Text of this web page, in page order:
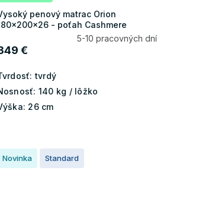
penový matrac Orion
- poťah Cashmere
5-10 pracovných dní
€
tvrdý
140 kg / lôžko
26 cm
Novinka Standard